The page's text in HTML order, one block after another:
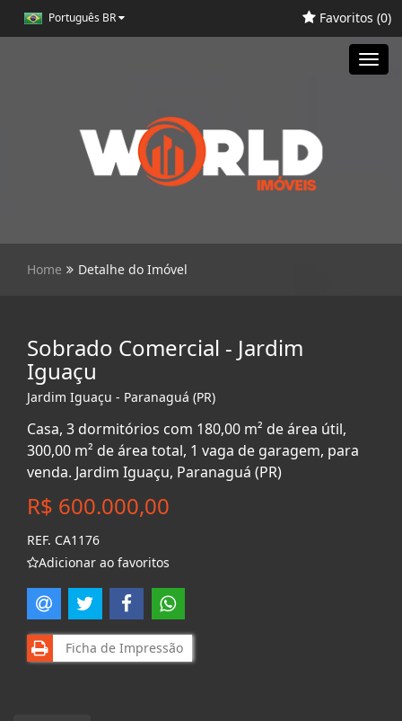
Português BR Favoritos (0)
Home Detalhe do Imóvel
Sobrado Comercial - Jardim
Iguaçu
Jardim Iguaçu - Paranaguá (PR)
Casa, 3 dormitórios com 180,00 m² de área útil,
300,00 m² de área total, 1 vaga de garagem, para
venda. Jardim Iguaçu, Paranaguá (PR)
R$ 600.000,00
REF. CA1176
Adicionar ao favoritos
Ficha de Impressão